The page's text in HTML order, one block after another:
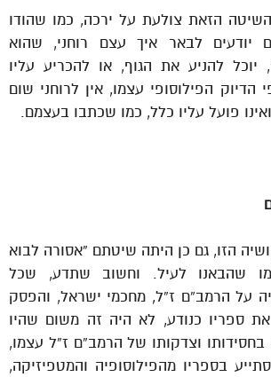
הזאת צולעת על ירכה, כמו שהודו
יודעים לבאר איך עצם רוחני, שהוא
יוכל להניע את הגוף, או להכריע עליו
הפילוסופי עצמו, אין לרוחני שום
פועל עליו כלל, כמו שכתבו בעצמם.
הזו, גם כן היתה שיטתם “אסורה לבוא
שהבאנו לעיל. וחשוב שתדע, שכל
על הרמב”ם ז”ל, מחכמי ישראל, והפסק
ספריו כנודע, לא היה זה משום שהיו
וצדקותו של הרמב”ם ז”ל עצמו,
בספריו מהפילוסופיה והמטפיזיקה,